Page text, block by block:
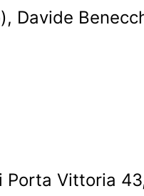
Davide
Vittoria